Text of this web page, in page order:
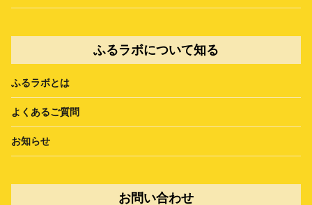
ふるラボについて知る
ふるラボとは
よくあるご質問
お知らせ
お問い合わせ